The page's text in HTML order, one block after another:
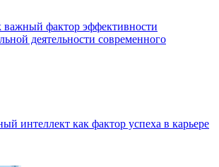
важный фактор эффективности
деятельности современного
интеллект как фактор успеха в карьере